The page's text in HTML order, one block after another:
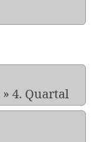
» 4. Quartal